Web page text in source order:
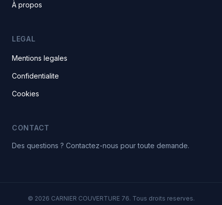
À propos
LEGAL
Mentions legales
Confidentialite
Cookies
CONTACT
Des questions ? Contactez-nous pour toute demande.
© 2026 CARNIER COUVERTURE 76. Tous droits reserves.